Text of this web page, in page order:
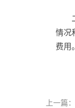
情况
费用。
上一篇：